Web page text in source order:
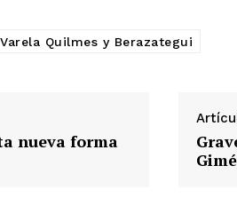
Quilmes y Berazategui
nueva forma